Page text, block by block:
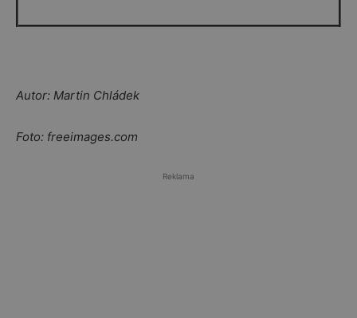
Autor: Martin Chládek
Foto: freeimages.com
Reklama